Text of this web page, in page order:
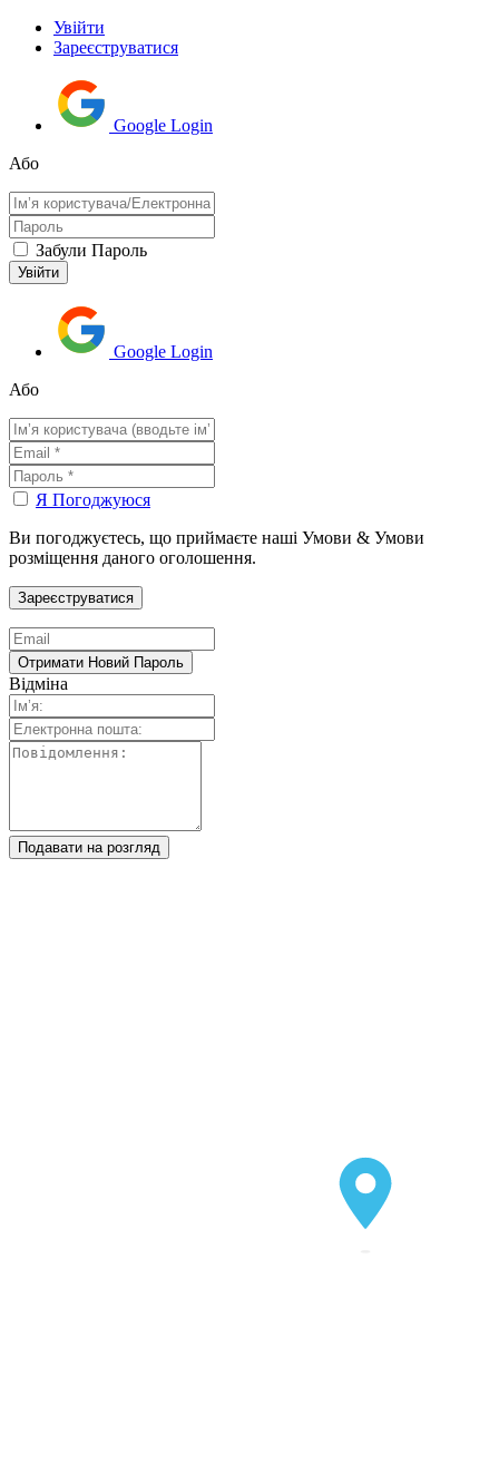
Увійти
Зареєструватися
Google Login
Або
Забули Пароль
Google Login
Або
Я Погоджуюся
Ви погоджуєтесь, що приймаєте наші Умови & Умови
розміщення даного оголошення.
Відміна